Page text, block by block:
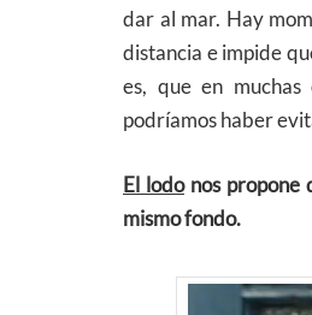
dar al mar. Hay
distancia e impide
es, que en muchas
podríamos haber
El lodonos propone
mismo fondo.